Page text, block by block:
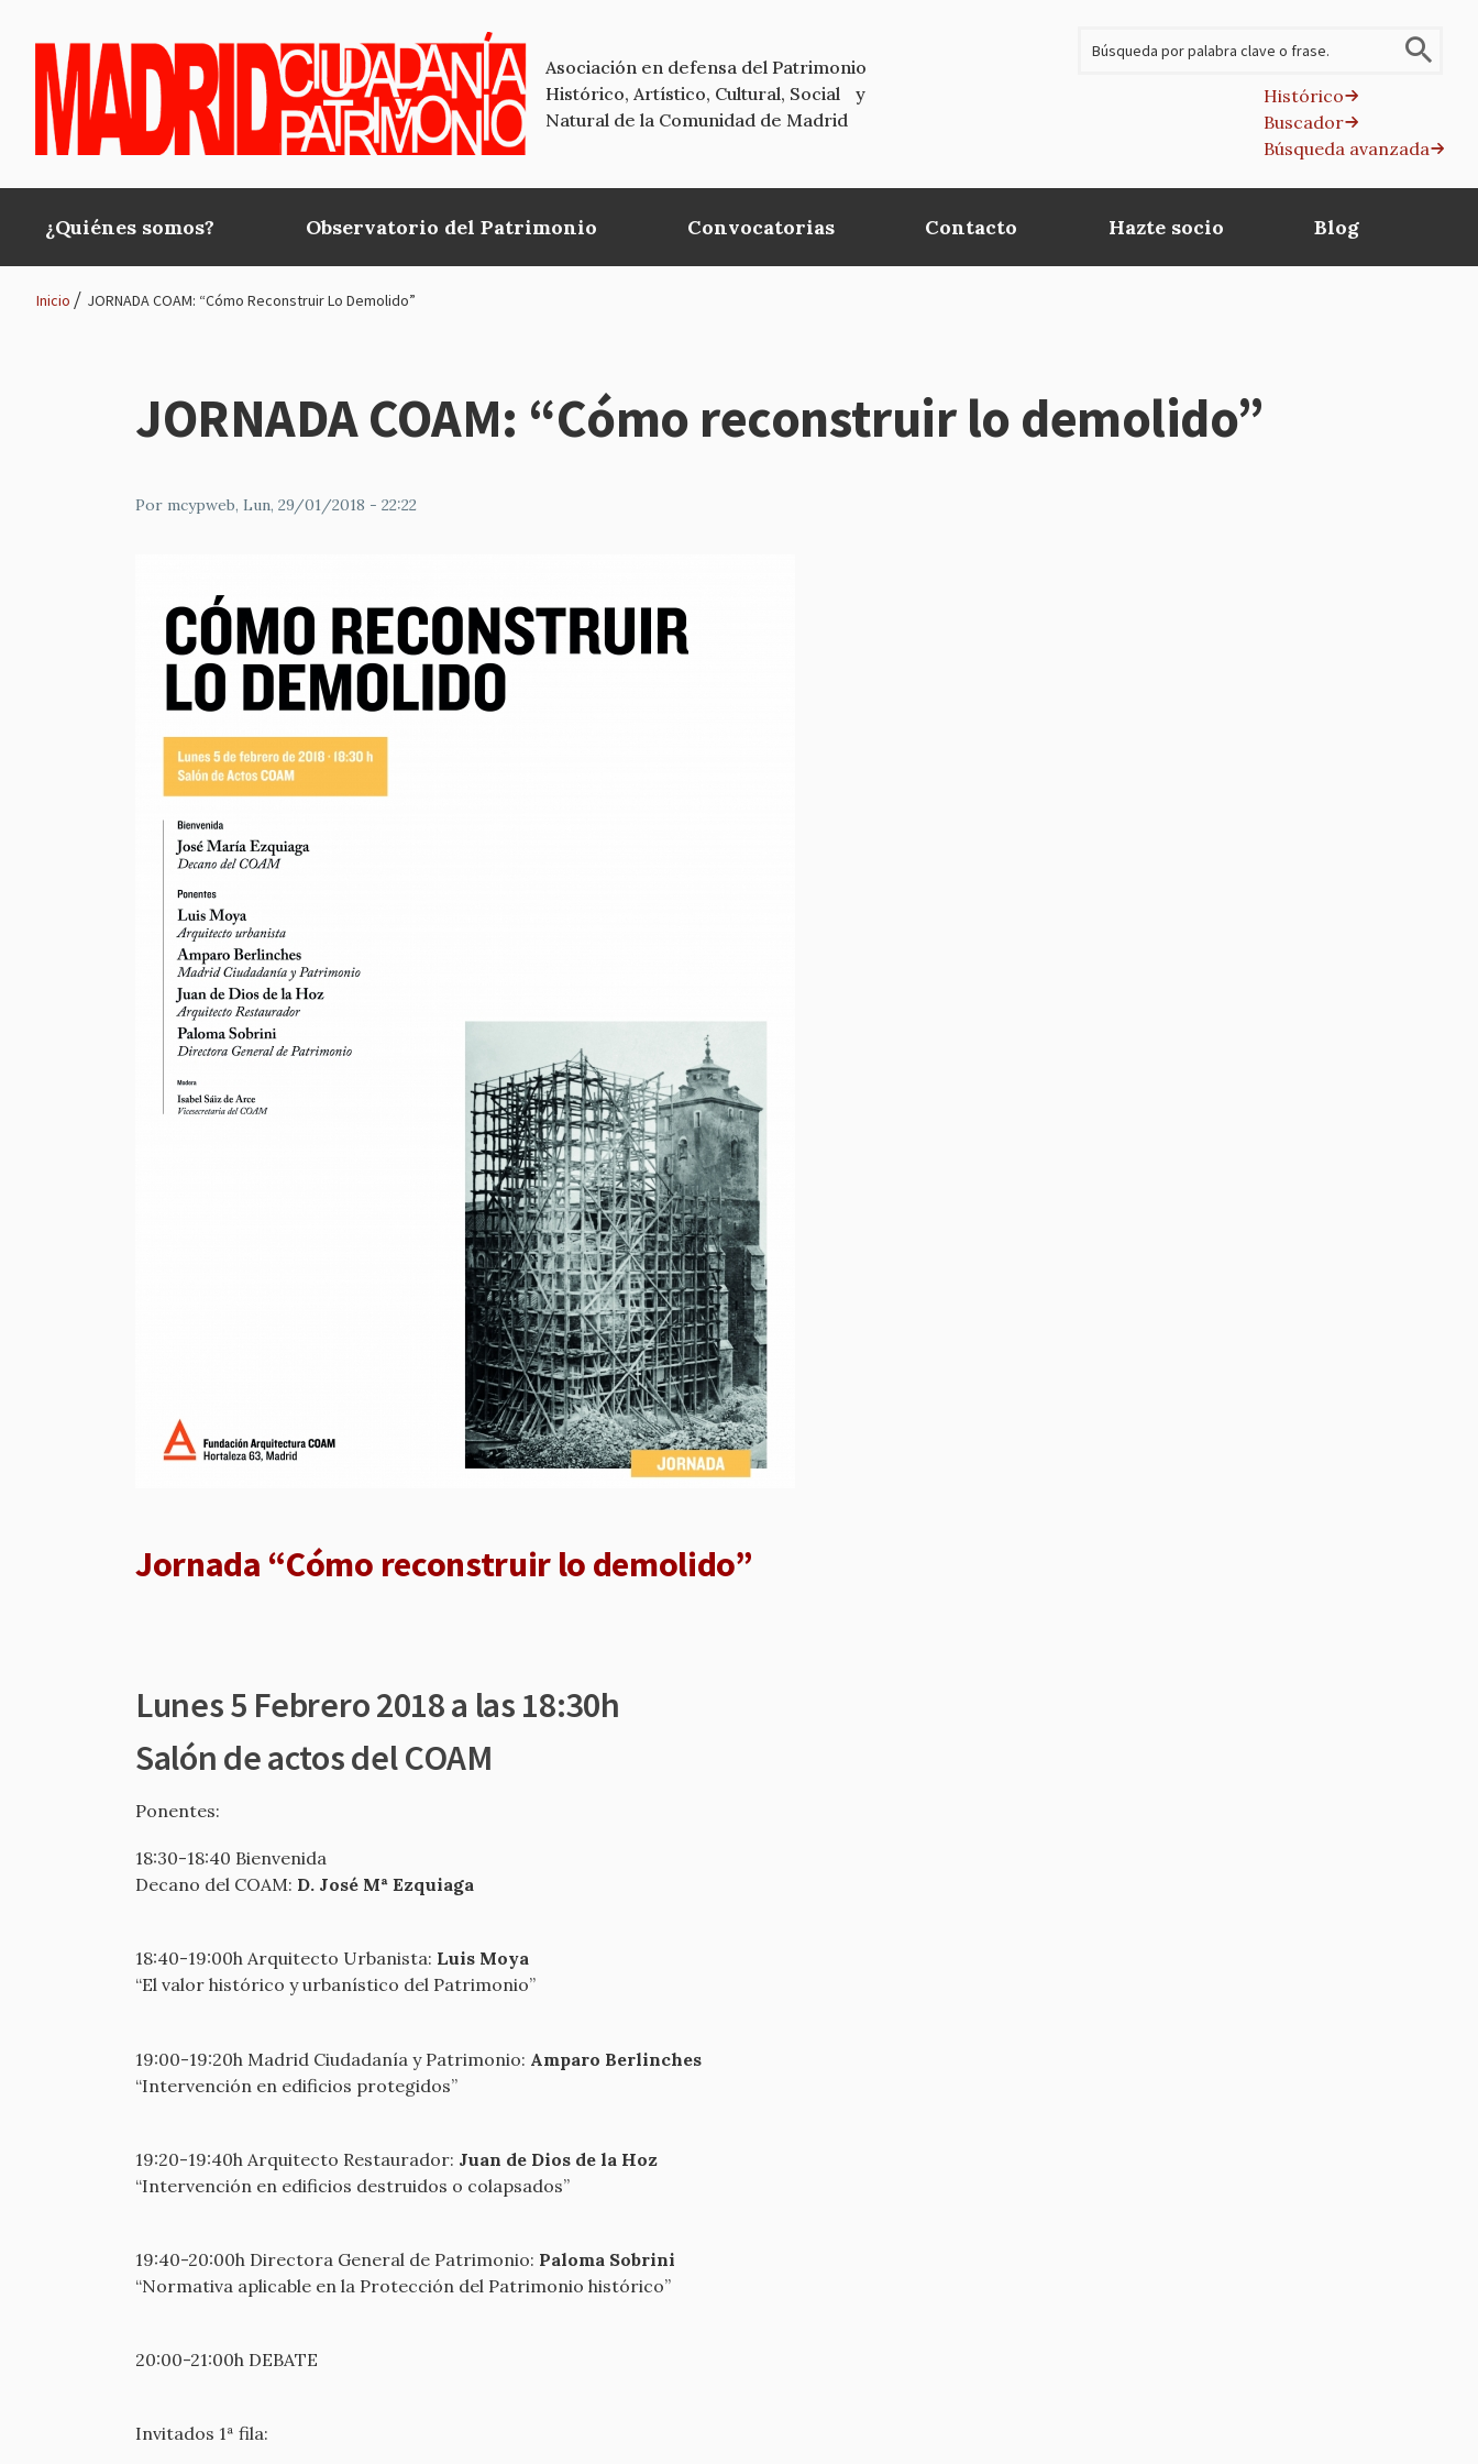
Asociación en defensa del Patrimonio
Histórico, Artístico, Cultural, Social y
Natural de la Comunidad de Madrid
Histórico
Buscador
Búsqueda avanzada
Main
navigation
¿Quiénes somos? Observatorio del Patrimonio Convocatorias Contacto Hazte socio Blog
Inicio JORNADA COAM: “Cómo Reconstruir Lo Demolido”
JORNADA COAM: “Cómo reconstruir lo demolido”
Por mcypweb, Lun, 29/01/2018 - 22:22
Jornada “Cómo reconstruir lo demolido”
Lunes 5 Febrero 2018 a las 18:30h
Salón de actos del COAM
Ponentes:
18:30-18:40 Bienvenida
Decano del COAM: D. José Mª Ezquiaga
18:40-19:00h Arquitecto Urbanista: Luis Moya
“El valor histórico y urbanístico del Patrimonio”
19:00-19:20h Madrid Ciudadanía y Patrimonio: Amparo Berlinches
“Intervención en edificios protegidos”
19:20-19:40h Arquitecto Restaurador: Juan de Dios de la Hoz
“Intervención en edificios destruidos o colapsados”
19:40-20:00h Directora General de Patrimonio: Paloma Sobrini
“Normativa aplicable en la Protección del Patrimonio histórico”
20:00-21:00h DEBATE
Invitados 1ª fila: